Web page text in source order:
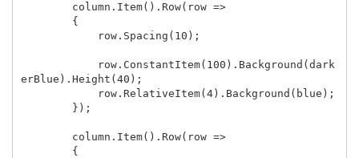
column . Item(). Row( row =>
{
row. Spacing ( 10 );
row. ConstantItem( 100 ). Background ( dark
erBlue ). Height ( 40 );
row. RelativeItem( 4). Background ( blue );
});
column . Item(). Row( row =>
{